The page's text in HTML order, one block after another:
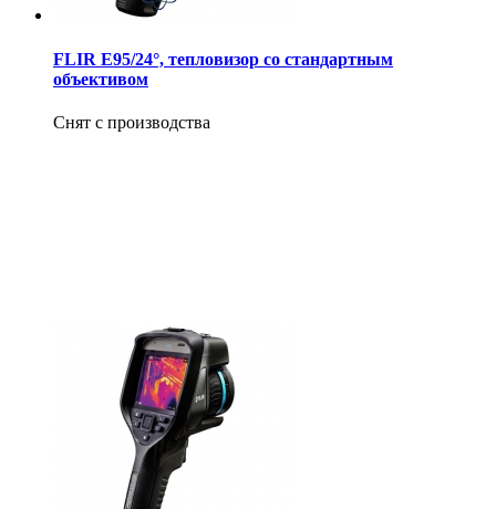
FLIR E95/24°, тепловизор со стандартным
объективом
Снят с производства